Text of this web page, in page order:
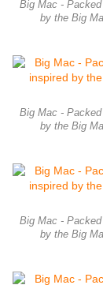
Big Mac -
by the Big
Big Mac -
by the Big
Big Mac -
by the Big